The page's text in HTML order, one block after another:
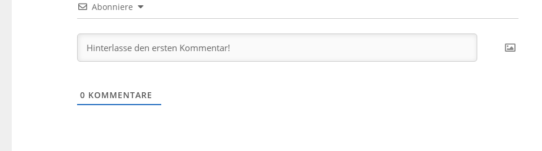
Abonniere
0 KOMMENTARE